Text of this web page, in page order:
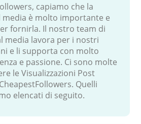
capiamo che la
media è molto importante e
fornirla. Il nostro team di
media lavora per i nostri
e li supporta con molto
e passione. Ci sono molte
le Visualizzazioni Post
Quelli
elencati di seguito.